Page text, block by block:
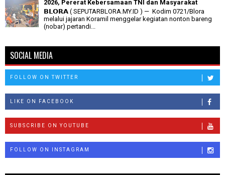
2026, Pererat Kebersamaan TNI dan Masyarakat
𝗕𝗟𝗢𝗥𝗔 ( SEPUTARBLORA.MY.ID ) — Kodim 0721/Blora
melalui jajaran Koramil menggelar kegiatan nonton bareng
(nobar) pertandi...
SOCIAL MEDIA
FOLLOW ON TWITTER
LIKE ON FACEBOOK
SUBSCRIBE ON YOUTUBE
FOLLOW ON INSTAGRAM